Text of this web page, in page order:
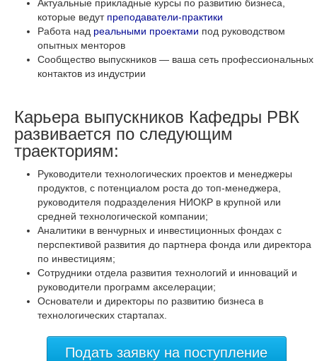
Актуальные прикладные курсы по развитию бизнеса,
которые ведут преподаватели-практики
Работа над реальными проектами под руководством
опытных менторов
Сообщество выпускников — ваша сеть профессиональных
контактов из индустрии
Карьера выпускников Кафедры РВК
развивается по следующим
траекториям:
Руководители технологических проектов и менеджеры
продуктов, с потенциалом роста до топ-менеджера,
руководителя подразделения НИОКР в крупной или
средней технологической компании;
Аналитики в венчурных и инвестиционных фондах с
перспективой развития до партнера фонда или директора
по инвестициям;
Сотрудники отдела развития технологий и инноваций и
руководители программ акселерации;
Основатели и директоры по развитию бизнеса в
технологических стартапах.
Подать заявку на поступление